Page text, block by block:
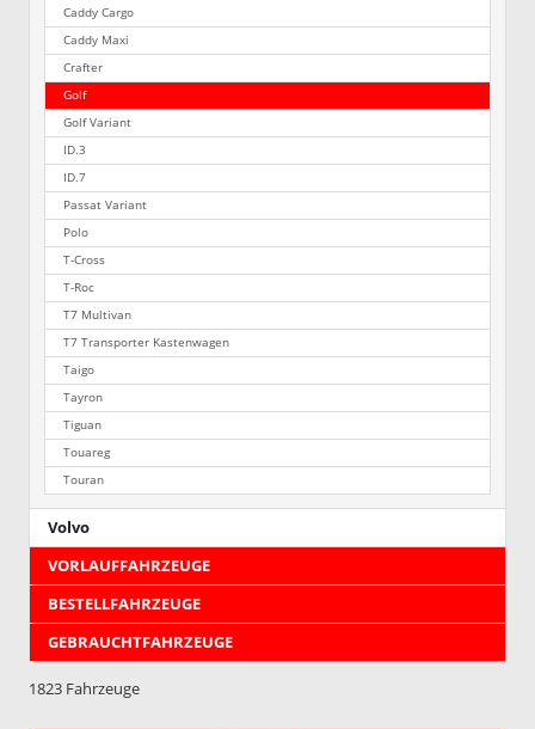
Caddy Cargo
Caddy Maxi
Crafter
Golf
Golf Variant
ID.3
ID.7
Passat Variant
Polo
T-Cross
T-Roc
T7 Multivan
T7 Transporter Kastenwagen
Taigo
Tayron
Tiguan
Touareg
Touran
Volvo
VORLAUFFAHRZEUGE
BESTELLFAHRZEUGE
GEBRAUCHTFAHRZEUGE
1823 Fahrzeuge